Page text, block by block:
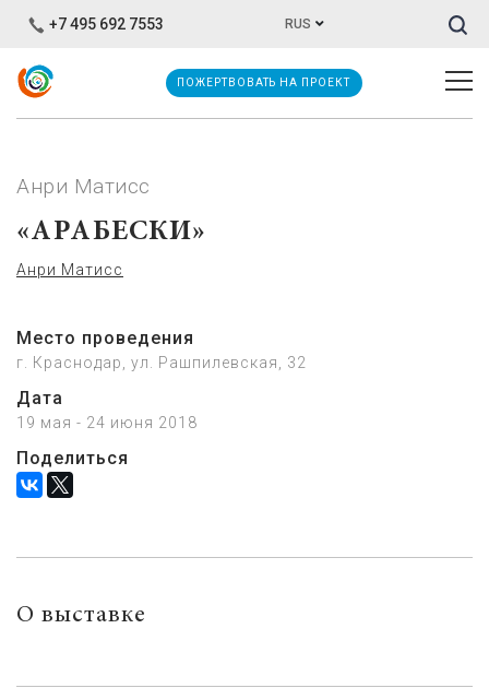
+7 495 692 7553 RUS
ПОЖЕРТВОВАТЬ НА ПРОЕКТ
Анри Матисс
«АРАБЕСКИ»
Анри Матисс
Место проведения
г. Краснодар, ул. Рашпилевская, 32
Дата
19 мая - 24 июня 2018
Поделиться
О выставке